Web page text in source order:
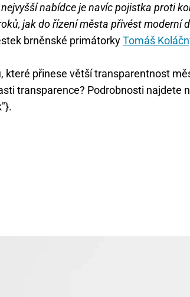
nabídce je navíc pojistka proti
jak do řízení města přivést moderní
brněnské primátorkyTomáš
které přinese větší transparentnost
transparence? Podrobnosti najdete